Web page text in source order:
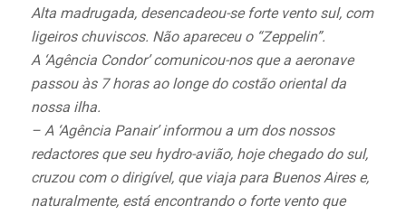
Alta madrugada, desencadeou-se forte vento sul, com
ligeiros chuviscos. Não apareceu o “Zeppelin”.
A ‘Agência Condor’ comunicou-nos que a aeronave
passou às 7 horas ao longe do costão oriental da
nossa ilha.
– A ‘Agência Panair’ informou a um dos nossos
redactores que seu hydro-avião, hoje chegado do sul,
cruzou com o dirigível, que viaja para Buenos Aires e,
naturalmente, está encontrando o forte vento que